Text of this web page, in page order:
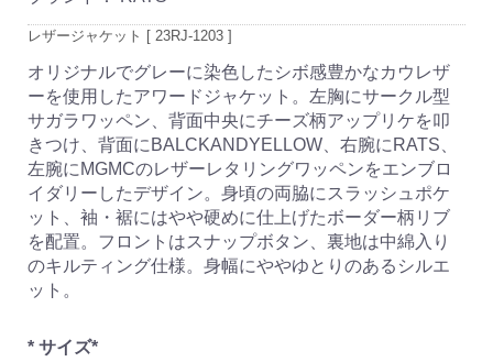
レザージャケット [ 23RJ-1203 ]
オリジナルでグレーに染色したシボ感豊かなカウレザ
ーを使用したアワードジャケット。左胸にサークル型
サガラワッペン、背面中央にチーズ柄アップリケを叩
きつけ、背面にBALCKANDYELLOW、右腕にRATS、
左腕にMGMCのレザーレタリングワッペンをエンブロ
イダリーしたデザイン。身頃の両脇にスラッシュポケ
ット、袖・裾にはやや硬めに仕上げたボーダー柄リブ
を配置。フロントはスナップボタン、裏地は中綿入り
のキルティング仕様。身幅にややゆとりのあるシルエ
ット。
* サイズ*